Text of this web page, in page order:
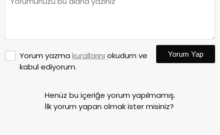
Yorum yazma kurallarını okudum ve
kabul ediyorum.
Yorum Yap
Henüz bu içeriğe yorum yapılmamış.
İlk yorum yapan olmak ister misiniz?